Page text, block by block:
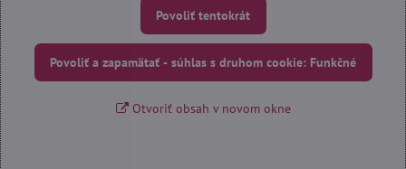
Povoliť tentokrát
Povoliť a zapamätať - súhlas s druhom cookie: Funkčné
Otvoriť obsah v novom okne